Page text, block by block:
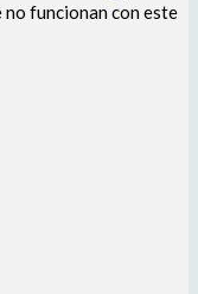
no funcionan con este